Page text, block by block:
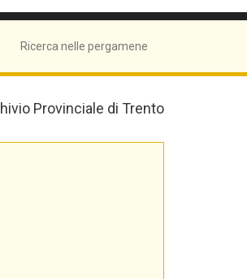
Ricerca nelle pergamene
Provinciale di Trento